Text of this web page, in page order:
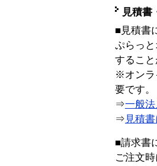
見積書
■見積書
ぷらっ
すること
※オンラ
要です。
⇒一般
⇒ 見積
■請求書
ご注文